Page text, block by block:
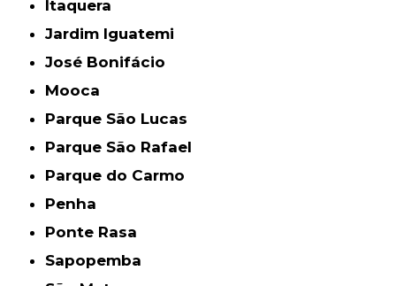
Itaquera
Jardim Iguatemi
José Bonifácio
Mooca
Parque São Lucas
Parque São Rafael
Parque do Carmo
Penha
Ponte Rasa
Sapopemba